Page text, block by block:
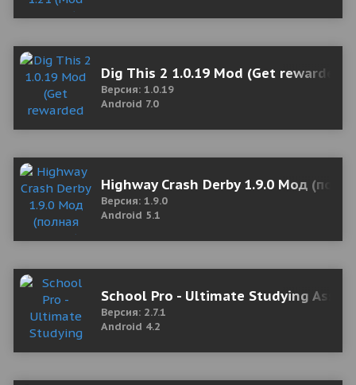
Dig This 2 1.0.19 Mod (Get
Версия: 1.0.19
Android 7.0
Highway Crash Derby 1.9.0 Мод
Версия: 1.9.0
Android 5.1
School Pro - Ultimate Studying
Версия: 2.7.1
Android 4.2